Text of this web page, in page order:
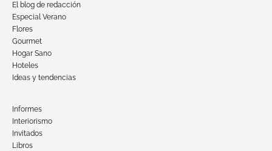
El blog de redacción
Especial Verano
Flores
Gourmet
Hogar Sano
Hoteles
Ideas y tendencias
Informes
Interiorismo
Invitados
Libros